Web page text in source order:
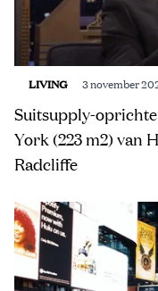
LIVING 3 november
Suitsupply-
York (223 m2) van
Radcliffe